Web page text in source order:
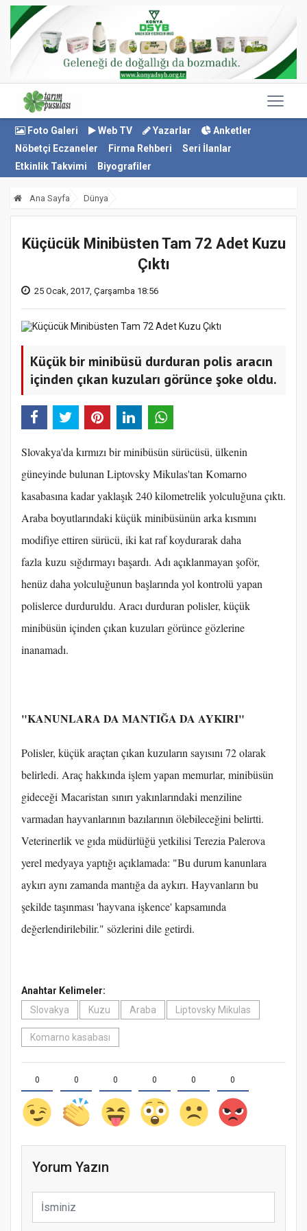
Foto Galeri Web TV Yazarlar
Anketler
Nöbetçi Eczaneler
Firma Rehberi
Seri İlanlar
Etkinlik Takvimi
Biyografiler
Ana Sayfa Dünya
Küçücük Minibüsten Tam 72 Adet Kuzu
Çıktı
25 Ocak, 2017, Çarşamba 18:56
Küçük bir minibüsü durduran polis aracın
içinden çıkan kuzuları görünce şoke oldu.
Slovakya'da kırmızı bir minibüsün sürücüsü, ülkenin
güneyinde bulunan Liptovsky Mikulas'tan Komarno
kasabasına kadar yaklaşık 240 kilometrelik yolculuğuna çıktı.
Araba boyutlarındaki küçük minibüsünün arka kısmını
modifiye ettiren sürücü, iki kat raf koydurarak daha
fazla kuzu sığdırmayı başardı. Adı açıklanmayan şoför,
henüz daha yolculuğunun başlarında yol kontrolü yapan
polislerce durduruldu. Aracı durduran polisler, küçük
minibüsün içinden çıkan kuzuları görünce gözlerine
inanamadı.
"KANUNLARA DA MANTIĞA DA AYKIRI"
Polisler, küçük araçtan çıkan kuzuların sayısını 72 olarak
belirledi. Araç hakkında işlem yapan memurlar, minibüsün
gideceği Macaristan sınırı yakınlarındaki menziline
varmadan hayvanlarının bazılarının ölebileceğini belirtti.
Veterinerlik ve gıda müdürlüğü yetkilisi Terezia Palerova
yerel medyaya yaptığı açıklamada: "Bu durum kanunlara
aykırı aynı zamanda mantığa da aykırı. Hayvanların bu
şekilde taşınması 'hayvana işkence' kapsamında
değerlendirilebilir." sözlerini dile getirdi.
Anahtar Kelimeler:
Slovakya
Kuzu Araba Liptovsky Mikulas
Komarno kasabası
0 0 0 0 0 0
Yorum Yazın